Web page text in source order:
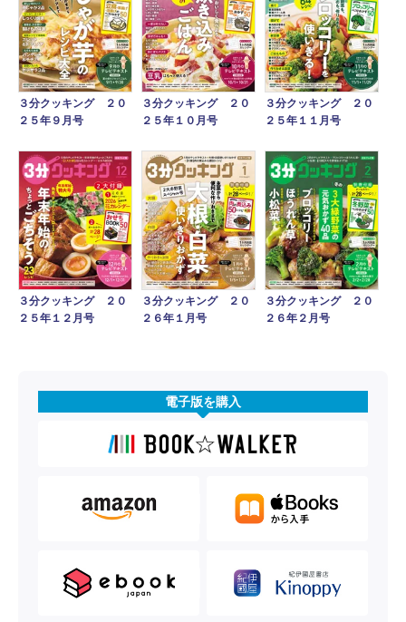
３分クッキング ２０
２５年９月号
３分クッキング ２０
２５年１０月号
３分クッキング ２０
２５年１１月号
３分クッキング ２０
２５年１２月号
３分クッキング ２０
２６年１月号
３分クッキング ２０
２６年２月号
電子版を購入